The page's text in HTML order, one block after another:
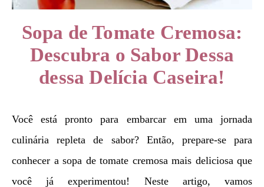
Sopa de Tomate Cremosa:
Descubra o Sabor Dessa
dessa Delícia Caseira!
Você está pronto para embarcar em uma jornada
culinária repleta de sabor? Então, prepare-se para
conhecer a sopa de tomate cremosa mais deliciosa que
você já experimentou! Neste artigo, vamos